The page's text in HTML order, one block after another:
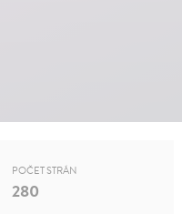
POČET STRÁN
280